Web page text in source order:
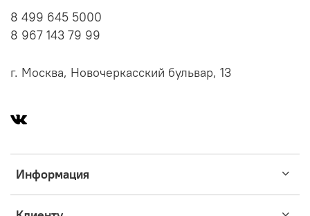
Информация
8 499 645 5000
8 967 143 79 99
г. Москва, Новочеркасский бульвар, 13